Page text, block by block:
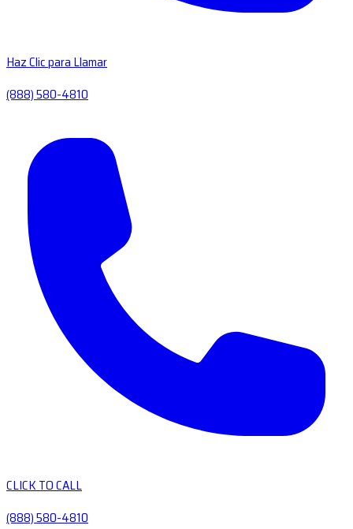
Haz Clic para Llamar
(888) 580-4810
CLICK TO CALL
(888) 580-4810